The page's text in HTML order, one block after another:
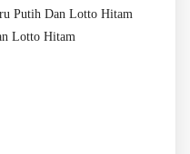
Putih Dan Lotto Hitam
Lotto Hitam